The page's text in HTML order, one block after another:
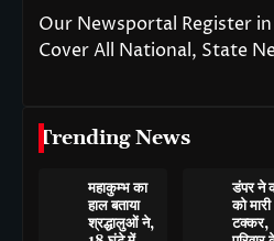
Our Newsportal Register
Cover All National, State
Trending News
महाकुम्भ का
हाल बताया
श्रद्धालुओं ने,
डंपर ने
को मारी
टक्कर,